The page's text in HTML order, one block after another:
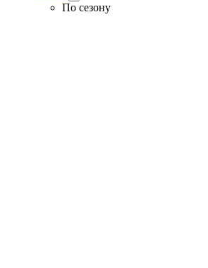
По сезону